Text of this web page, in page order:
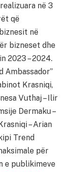
në 3
që
në
bizneset dhe
2023 – 2024.
Ambassador”
Krasniqi,
Vuthaj – Ilir
Dermaku –
– Arian
Trend
për
e publikimeve